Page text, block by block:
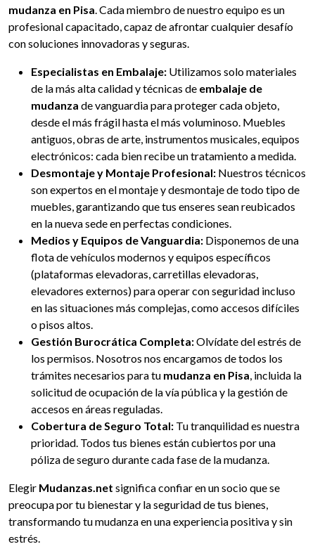
mudanza en Pisa. Cada miembro de nuestro equipo es un
profesional capacitado, capaz de afrontar cualquier desafío
con soluciones innovadoras y seguras.
Especialistas en Embalaje: Utilizamos solo materiales
de la más alta calidad y técnicas de embalaje de
mudanza de vanguardia para proteger cada objeto,
desde el más frágil hasta el más voluminoso. Muebles
antiguos, obras de arte, instrumentos musicales, equipos
electrónicos: cada bien recibe un tratamiento a medida.
Desmontaje y Montaje Profesional: Nuestros técnicos
son expertos en el montaje y desmontaje de todo tipo de
muebles, garantizando que tus enseres sean reubicados
en la nueva sede en perfectas condiciones.
Medios y Equipos de Vanguardia: Disponemos de una
flota de vehículos modernos y equipos específicos
(plataformas elevadoras, carretillas elevadoras,
elevadores externos) para operar con seguridad incluso
en las situaciones más complejas, como accesos difíciles
o pisos altos.
Gestión Burocrática Completa:Olvídate del estrés de
los permisos. Nosotros nos encargamos de todos los
trámites necesarios para tu mudanza en Pisa, incluida la
solicitud de ocupación de la vía pública y la gestión de
accesos en áreas reguladas.
Cobertura de Seguro Total: Tu tranquilidad es nuestra
prioridad. Todos tus bienes están cubiertos por una
póliza de seguro durante cada fase de la mudanza.
Elegir Mudanzas.net significa confiar en un socio que se
preocupa por tu bienestar y la seguridad de tus bienes,
transformando tu mudanza en una experiencia positiva y sin
estrés.